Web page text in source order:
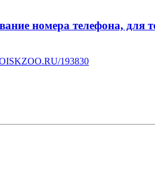
номера телефона, для
193830